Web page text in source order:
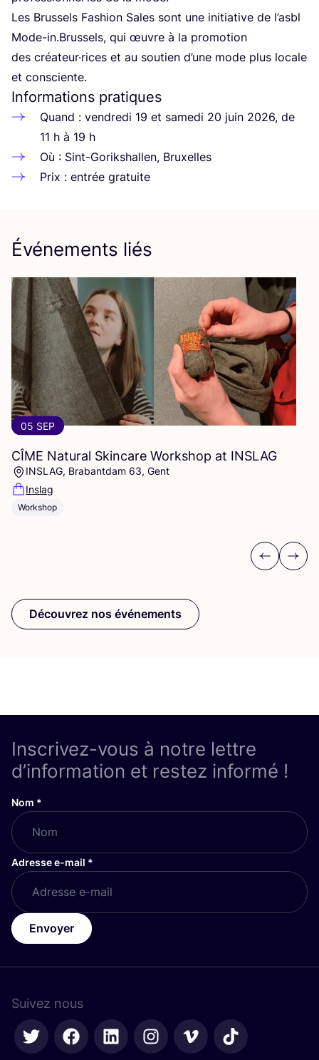
Les Brus­sels Fashion Sales sont une ini­tia­tive de l’as­bl
Mode-in.Brussels, qui œuvre à la pro­mo­tion
des créateur·rices et au sou­tien d’une mode plus locale
et consciente.
Informations pratiques
Quand : ven­dre­di 19 et same­di 20 juin 2026, de
11 h à 19 h
Où : Sint-Gorik­shal­len, Bruxelles
Prix : entrée gratuite
Événements liés
05 SEP
CÎME Natural Skincare Workshop at INSLAG
INSLAG, Brabantdam 63, Gent
Inslag
Workshop
Previous
Next
Découvrez nos événements
Inscrivez-vous à notre lettre
d’information et restez informé !
Nom *
Adresse e-mail *
Envoyer
Suivez nous